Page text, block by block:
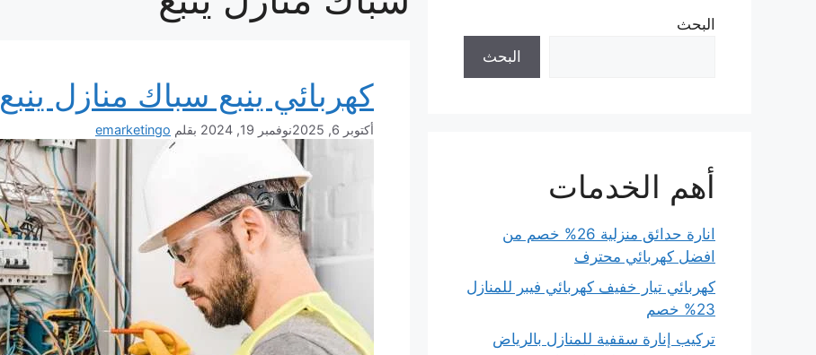
كهربائي ينبع سباك منازل ينبع
أكتوبر 6, 2025 نوفمبر 19, 2024 بقلم emarketingo
البحث
البحث
أهم الخدمات
انارة حدائق منزلية 26% خصم من
افضل كهربائي محترف
كهربائي تيار خفيف كهربائي فيبر للمنازل
23% خصم
تركيب إنارة سقفية للمنازل بالرياض